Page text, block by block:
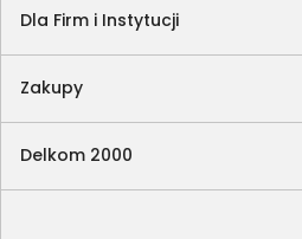
Dla Firm i Instytucji
Zakupy
Delkom 2000